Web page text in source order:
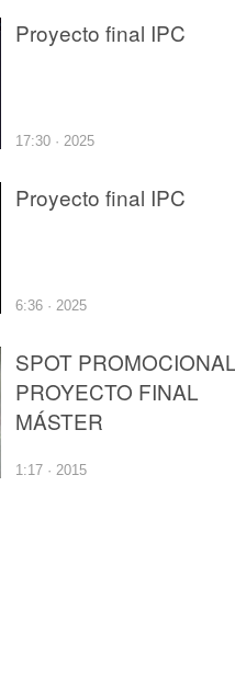
Proyecto final IPC
17:30 · 2025
Proyecto final IPC
6:36 · 2025
SPOT
PROYECTO FINAL
MÁSTER
1:17 · 2015